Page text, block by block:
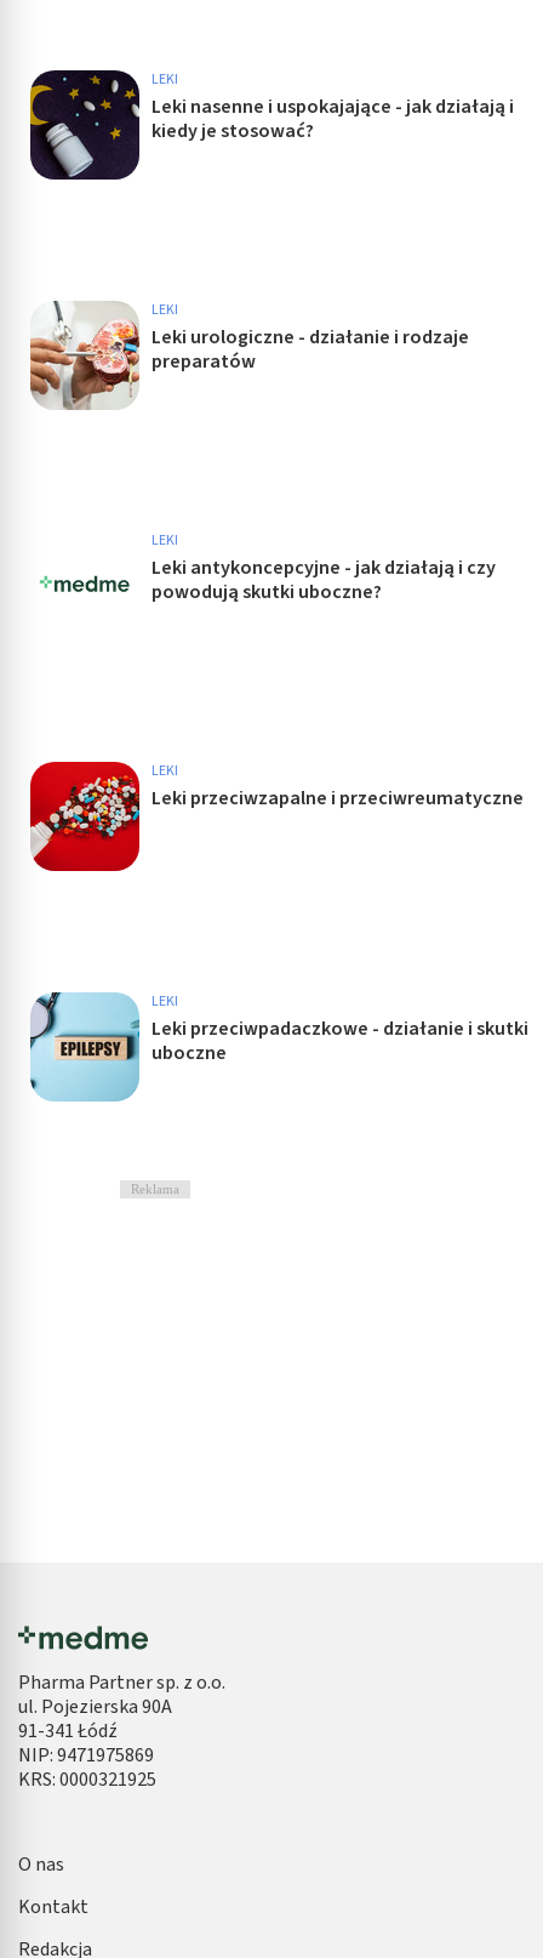
LEKI
Leki nasenne i uspokajające - jak działają i
kiedy je stosować?
LEKI
Leki urologiczne - działanie i rodzaje
preparatów
LEKI
Leki antykoncepcyjne - jak działają i czy
powodują skutki uboczne?
LEKI
Leki przeciwzapalne i przeciwreumatyczne
LEKI
Leki przeciwpadaczkowe - działanie i skutki
uboczne
Reklama
Pharma Partner sp. z o.o.
ul. Pojezierska 90A
91-341 Łódź
NIP: 9471975869
KRS: 0000321925
O nas
Kontakt
Redakcja